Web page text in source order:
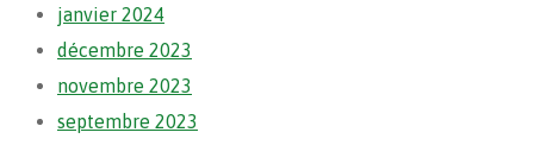
janvier 2024
décembre 2023
novembre 2023
septembre 2023